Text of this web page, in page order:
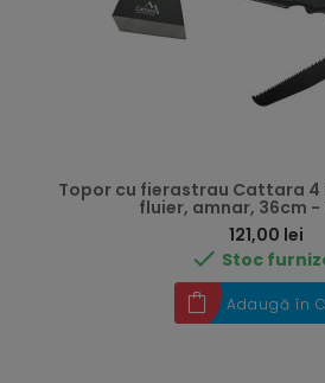
Topor cu fierastrau Cattara 4
fluier, amnar, 36cm -
121,00 lei
 Stoc
Adaugă în